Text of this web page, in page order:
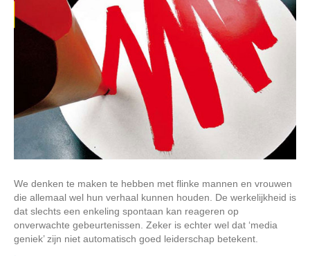
We denken te maken te hebben met flinke mannen en vrouwen
die allemaal wel hun verhaal kunnen houden. De werkelijkheid is
dat slechts een enkeling spontaan kan reageren op
onverwachte gebeurtenissen. Zeker is echter wel dat ‘media
geniek’ zijn niet automatisch goed leiderschap betekent.